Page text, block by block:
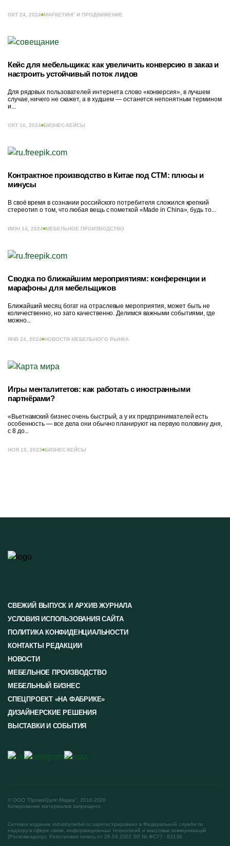
ОКТ 24, 2024 МАРКЕТИНГ И ПРОДВИЖЕНИЕ
Кейс для мебельщика: как увеличить конверсию в заказ и
настроить устойчивый поток лидов
Для рядовых пользователей интернета слово «конверсия», в лучшем
случае, ничего не скажет, а в худшем — останется непонятным термином
и...
ОКТ 16, 2024 БИЗНЕС-КЕЙСЫ
Контрактное производство в Китае под СТМ: плюсы и
минусы
В своё время в сознании российского потребителя сложился крепкий
стереотип о том, что любая вещь с пометкой «Made in China», будь то...
ИЮН 14, 2024 МЕБЕЛЬНОЕ ПРОИЗВОДСТВО
Сводка по ближайшим мероприятиям: конференции и
марафоны для мебельщиков
Ближайший месяц богат на отраслевые мероприятия, может быть не
количественно, но зато качественно. Делимся важными событиями, где
можно...
ЯНВ 24, 2024 НОВОСТИ МЕБЕЛЬНОГО РЫНКА
Игры менталитетов: как работать с иностранными
партнёрами?
«Вьетнамский бизнес очень быстрый, а у их предпринимателей есть
особенность — все дела они обычно планируют на первую половину дня,
с 8 до...
НОЯ 15, 2023 БИЗНЕС-КЕЙСЫ
© ООО "ПромоГрупп Медиа", 2016-2026
Копирование материалов запрещено.
СВЕЖИЙ ВЫПУСК И АРХИВ ЖУРНАЛА
УСЛОВИЯ ИСПОЛЬЗОВАНИЯ САЙТА
ПОЛИТИКА КОНФИДЕНЦИАЛЬНОСТИ
КОНТАКТЫ РЕДАКЦИИ
НОВОСТИ
МЕБЕЛЬНОЕ ПРОИЗВОДСТВО
МЕБЕЛЬНЫЙ БИЗНЕС
СПЕЦПРОЕКТ «НА ФАБРИКЕ»
ДИЗАЙНЕРСКИЕ РЕШЕНИЯ
ВЫСТАВКИ И СОБЫТИЯ
Сетевое издание industrymebel.ru зарегистрировано в Федеральной службе по
надзору в сфере связи, информационных технологий и массовых коммуникаций
(Роскомнадзор). Реестровая запись от 26.04.2022 ЭЛ № ФС77 - 83136.